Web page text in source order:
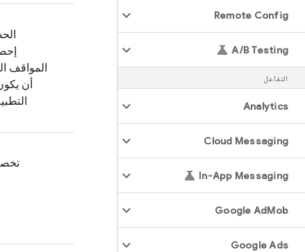
Remote Config
A/B Testing
التفاعل
Analytics
Cloud Messaging
In-App Messaging
Google AdMob
Google Ads
المواقف
أن